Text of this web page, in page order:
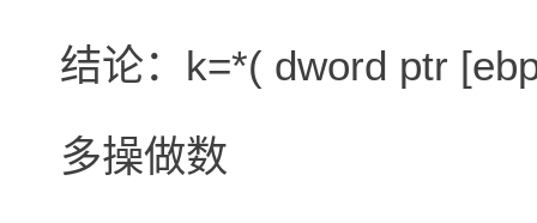
结论：k=*( dword ptr
多操做数